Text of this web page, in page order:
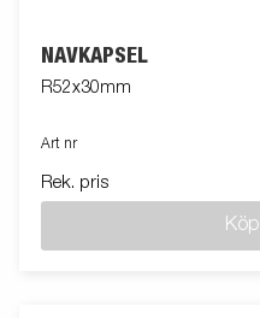
NAVKAPSEL
R52x30mm
Art nr
Rek. pris
Köp